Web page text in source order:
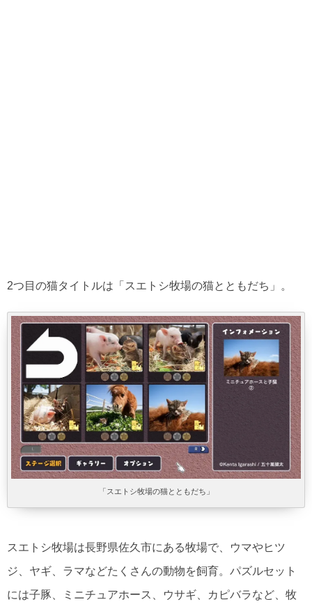
2つ目の猫タイトルは「スエトシ牧場の猫とともだち」。
「スエトシ牧場の猫とともだち」
スエトシ牧場は長野県佐久市にある牧場で、ウマやヒツ
ジ、ヤギ、ラマなどたくさんの動物を飼育。パズルセット
には子豚、ミニチュアホース、ウサギ、カピバラなど、牧